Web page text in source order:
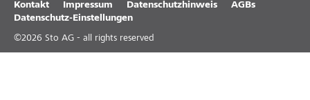
Kontakt Impressum Datenschutzhinweis
AGBs
Datenschutz-Einstellungen
©2026 Sto AG - all rights reserved